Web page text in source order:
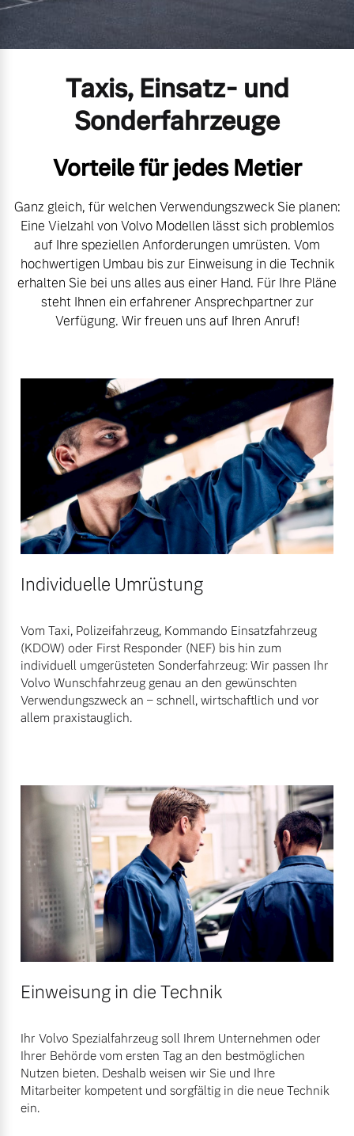
Geschäftskunden
Editionsmodelle
Konnektivität
Fahrzeug konfigurieren
Sofort verfügbare Fahrzeuge
Editionsmodelle
Jetzt kennenlernen
Mehr erfahren
Aktuelle Zubehörangebote
Zubehörkatalog
Sie erhalten bei uns eine
Vielzahl von Original
Volvo Winter- und
Sommer Kompletträder.
Mehr erfahren
Frühjahrscheck
Entdecken Sie unsere
saisonalen Angebote.
Mehr erfahren
Versicherung
Taxis, Einsatz- und
Sonderfahrzeuge
Vorteile für jedes Metier
Ganz gleich, für welchen Verwendungszweck Sie planen:
Eine Vielzahl von Volvo Modellen lässt sich problemlos
auf Ihre speziellen Anforderungen umrüsten. Vom
hochwertigen Umbau bis zur Einweisung in die Technik
erhalten Sie bei uns alles aus einer Hand. Für Ihre Pläne
steht Ihnen ein erfahrener Ansprechpartner zur
Verfügung. Wir freuen uns auf Ihren Anruf!
Individuelle Umrüstung
Vom Taxi, Polizeifahrzeug, Kommando Einsatzfahrzeug
(KDOW) oder First Responder (NEF) bis hin zum
individuell umgerüsteten Sonderfahrzeug: Wir passen Ihr
Volvo Wunschfahrzeug genau an den gewünschten
Verwendungszweck an – schnell, wirtschaftlich und vor
allem praxistauglich.
Einweisung in die Technik
Ihr Volvo Spezialfahrzeug soll Ihrem Unternehmen oder
Ihrer Behörde vom ersten Tag an den bestmöglichen
Nutzen bieten. Deshalb weisen wir Sie und Ihre
Mitarbeiter kompetent und sorgfältig in die neue Technik
ein.